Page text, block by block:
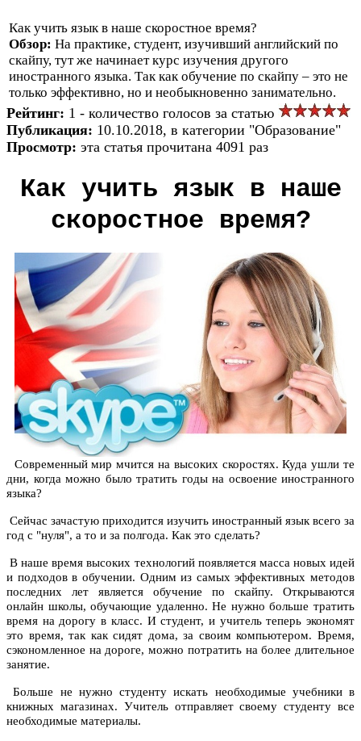
Как учить язык в наше скоростное время?
Обзор: На практике, студент, изучивший английский по
скайпу, тут же начинает курс изучения другого
иностранного языка. Так как обучение по скайпу – это не
только эффективно, но и необыкновенно занимательно.
Рейтинг: 1 - количество голосов за статью
Публикация: 10.10.2018, в категории "Образование"
Просмотр: эта статья прочитана 4091 раз
Как учить язык в наше
скоростное время?
Современный мир мчится на высоких скоростях. Куда ушли те
дни, когда можно было тратить годы на освоение иностранного
языка?
Сейчас зачастую приходится изучить иностранный язык всего за
год с "нуля", а то и за полгода. Как это сделать?
В наше время высоких технологий появляется масса новых идей
и подходов в обучении. Одним из самых эффективных методов
последних лет является обучение по скайпу. Открываются
онлайн школы, обучающие удаленно. Не нужно больше тратить
время на дорогу в класс. И студент, и учитель теперь экономят
это время, так как сидят дома, за своим компьютером. Время,
сэкономленное на дороге, можно потратить на более длительное
занятие.
Больше не нужно студенту искать необходимые учебники в
книжных магазинах. Учитель отправляет своему студенту все
необходимые материалы.